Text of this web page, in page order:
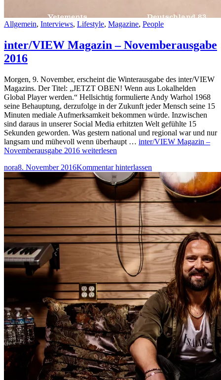
Allgemein, Interviews, Lifestyle, Magazine, People
inter/VIEW Magazin – Novemberausgabe
2016
Morgen, 9. November, erscheint die Winterausgabe des inter/VIEW
Magazins. Der Titel: „JETZT OBEN! Wenn aus Lokalhelden
Global Player werden.“ Hellsichtig formulierte Andy Warhol 1968
seine Behauptung, derzufolge in der Zukunft jeder Mensch seine 15
Minuten mediale Aufmerksamkeit bekommen würde. Inzwischen
sind daraus in unserer Social Media erhitzten Welt gefühlte 15
Sekunden geworden. Was gestern national und regional war und nur
langsam und mühevoll wenn überhaupt … inter/VIEW Magazin –
Novemberausgabe 2016 weiterlesen
nora8. November 2016Kommentar hinterlassen